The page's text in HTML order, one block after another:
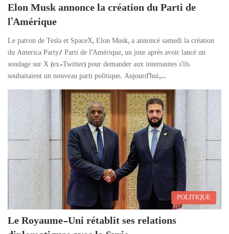
Elon Musk annonce la création du Parti de
l’Amérique
Le patron de Tesla et SpaceX, Elon Musk, a annoncé samedi la création
du America Party/ Parti de l’Amérique, un jour après avoir lancé un
sondage sur X (ex-Twitter) pour demander aux internautes s’ils
souhaitaient un nouveau parti politique. Aujourd’hui,…
POLITIQUE
Le Royaume-Uni rétablit ses relations